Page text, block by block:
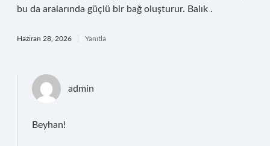
bu da aralarında güçlü bir bağ oluşturur. Balık .
Haziran 28, 2026 Yanıtla
admin
Beyhan!